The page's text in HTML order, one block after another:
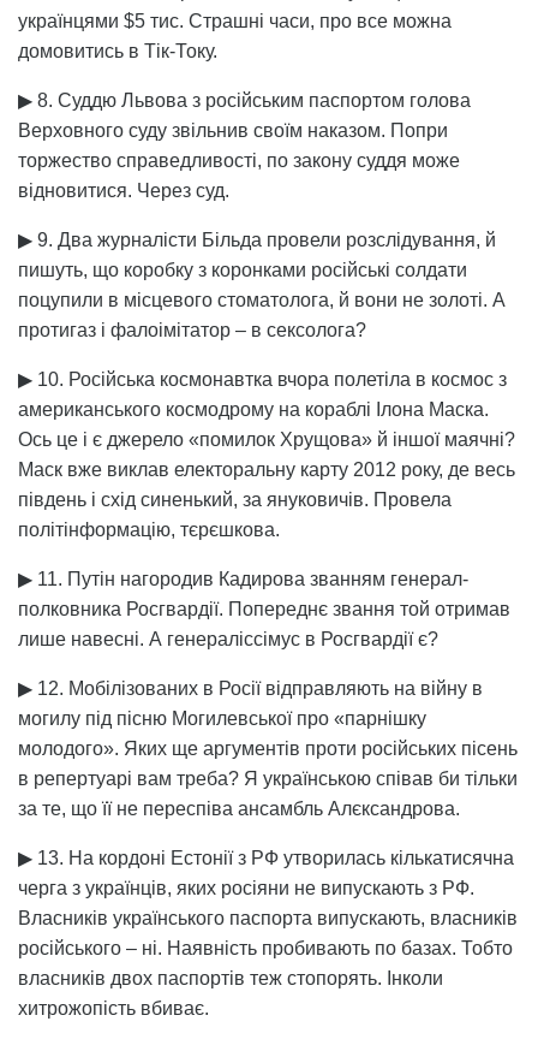
українцями $5 тис. Страшні часи, про все можна
домовитись в Тік-Току.
▶ 8. Суддю Львова з російським паспортом голова
Верховного суду звільнив своїм наказом. Попри
торжество справедливості, по закону суддя може
відновитися. Через суд.
▶ 9. Два журналісти Більда провели розслідування, й
пишуть, що коробку з коронками російські солдати
поцупили в місцевого стоматолога, й вони не золоті. А
протигаз і фалоімітатор – в сексолога?
▶ 10. Російська космонавтка вчора полетіла в космос з
американського космодрому на кораблі Ілона Маска.
Ось це і є джерело «помилок Хрущова» й іншої маячні?
Маск вже виклав електоральну карту 2012 року, де весь
південь і схід синенький, за януковичів. Провела
політінформацію, тєрєшкова.
▶ 11. Путін нагородив Кадирова званням генерал-
полковника Росгвардії. Попереднє звання той отримав
лише навесні. А генераліссімус в Росгвардії є?
▶ 12. Мобілізованих в Росії відправляють на війну в
могилу під пісню Могилевської про «парнішку
молодого». Яких ще аргументів проти російських пісень
в репертуарі вам треба? Я українською співав би тільки
за те, що її не переспіва ансамбль Алєксандрова.
▶ 13. На кордоні Естонії з РФ утворилась кількатисячна
черга з українців, яких росіяни не випускають з РФ.
Власників українського паспорта випускають, власників
російського – ні. Наявність пробивають по базах. Тобто
власників двох паспортів теж стопорять. Інколи
хитрожопість вбиває.